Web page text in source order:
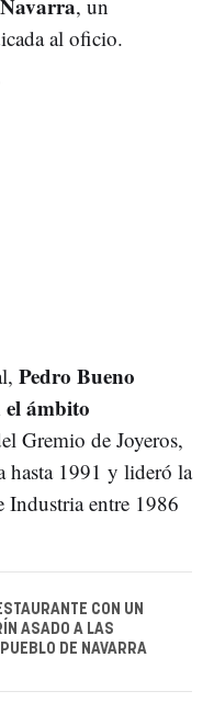
, un
al oficio.
Pedro Bueno
el ámbito
Gremio de Joyeros,
hasta 1991 y lideró la
Industria entre 1986
CON UN
ASADO A LAS
DE NAVARRA